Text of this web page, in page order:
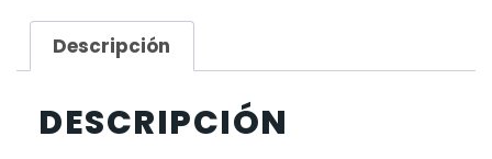
Descripción
DESCRIPCIÓN